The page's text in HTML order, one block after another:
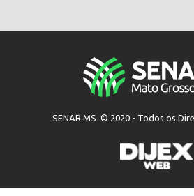
SENAR MS © 2020 - Todos os